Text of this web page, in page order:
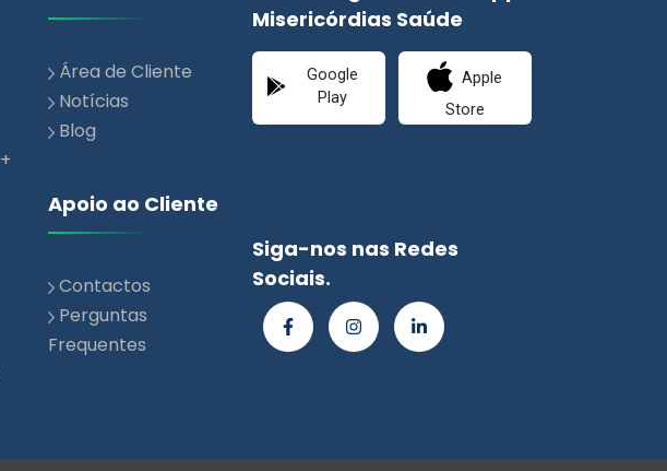
Área de Cliente
Blog
Apoio ao Cliente
Contactos
Frequentes
Google
Play
Apple